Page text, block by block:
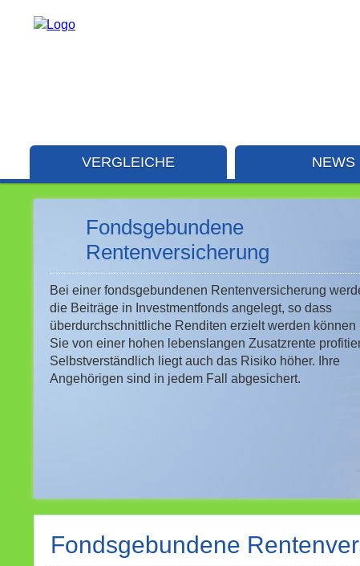
VERGLEICHE NEWS
Fondsgebundene
Rentenversicherung
Bei einer fondsgebundenen Rentenversicherung
die Beiträge in Investmentfonds angelegt, so dass
überdurchschnittliche Renditen erzielt werden können
Sie von einer hohen lebenslangen Zusatzrente
Selbstverständlich liegt auch das Risiko höher. Ihre
Angehörigen sind in jedem Fall abgesichert.
Fondsgebundene